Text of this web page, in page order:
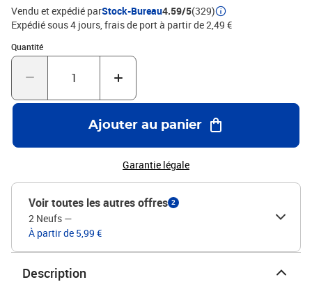
Vendu et expédié parStock-Bureau4.59/5(329)
Expédié sous 4 jours, frais de port à partir de 2,49 €
Quantité
Quantité : 1
Ajouter au panier
Garantie légale
Voir toutes les autres offres 2
2 Neufs —
À partir de 5,99 €
Description